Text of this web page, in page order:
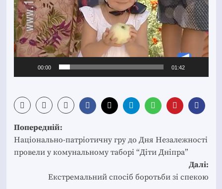
00:00 01:42
Post
navigation
Попередній:
Національно-патріотичну гру до Дня Незалежності
провели у комунальному таборі “Діти Дніпра”
Далі:
Екстремальний спосіб боротьби зі спекою